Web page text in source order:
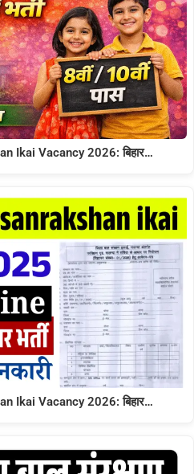
Ikai Vacancy 2026: बिहार…
Ikai Vacancy 2026: बिहार…